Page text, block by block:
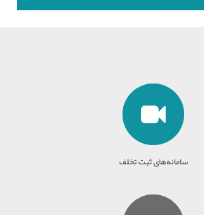
سامانه‌های ثبت تخلف